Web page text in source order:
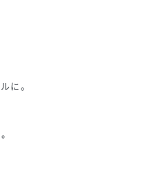
に。